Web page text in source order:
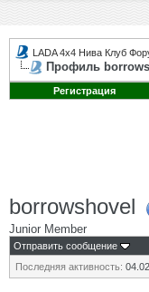
LADA 4x4 Нива Клуб
Профиль
Регистрация
borrowshovel
Junior Member
Отправить сообщение
Последняя активность: